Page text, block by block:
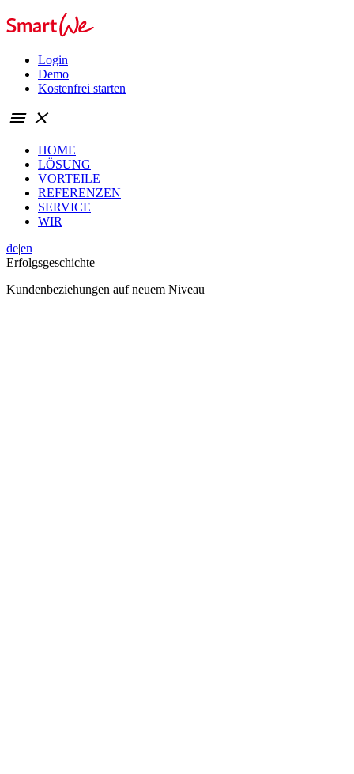
Login
Demo
Kostenfrei starten
menu close
HOME
LÖSUNG
VORTEILE
REFERENZEN
SERVICE
WIR
de|en
Erfolgsgeschichte
Kundenbeziehungen aufneuem Niveau